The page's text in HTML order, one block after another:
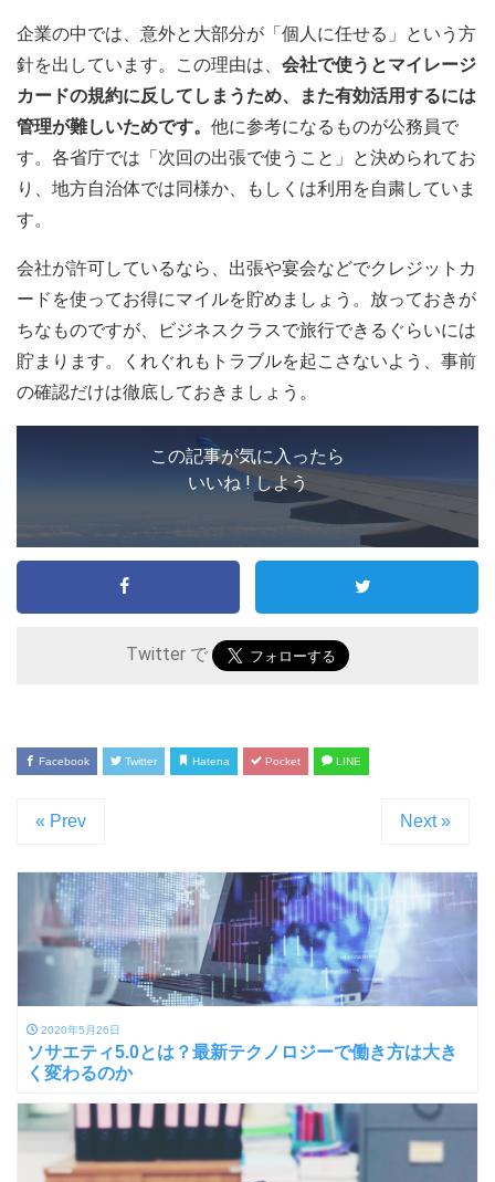
企業の中では、意外と大部分が「個人に任せる」という方
針を出しています。この理由は、 会社で使うとマイレージ
カードの規約に反してしまうため、また有効活用するには
管理が難しいためです。 他に参考になるものが公務員で
す。各省庁では「次回の出張で使うこと」と決められてお
り、地方自治体では同様か、もしくは利用を自粛していま
す。
会社が許可しているなら、出張や宴会などでクレジットカ
ードを使ってお得にマイルを貯めましょう。放っておきが
ちなものですが、ビジネスクラスで旅行できるぐらいには
貯まります。くれぐれもトラブルを起こさないよう、事前
の確認だけは徹底しておきましょう。
この記事が気に入ったら
いいね ! しよう
Twitter で
Facebook Twitter Hatena Pocket LINE
« Prev Next »
2020年5月26日
ソサエティ5.0とは？最新テクノロジーで働き方は大き
く変わるのか